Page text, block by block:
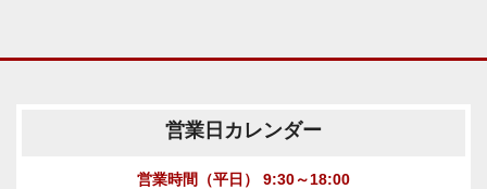
営業日カレンダー
営業時間（平日） 9:30～18:00